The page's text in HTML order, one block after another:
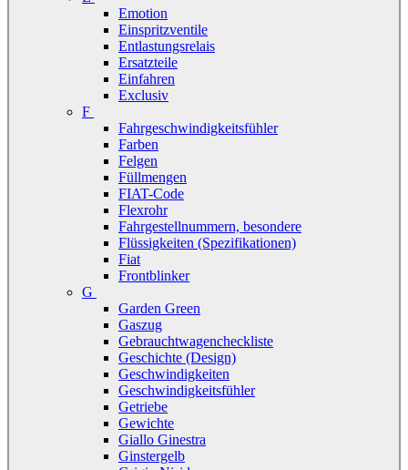
Emotion
Einspritzventile
Entlastungsrelais
Ersatzteile
Einfahren
Exclusiv
F
Fahrgeschwindigkeitsfühler
Farben
Felgen
Füllmengen
FIAT-Code
Flexrohr
Fahrgestellnummern, besondere
Flüssigkeiten (Spezifikationen)
Fiat
Frontblinker
G
Garden Green
Gaszug
Gebrauchtwagencheckliste
Geschichte (Design)
Geschwindigkeiten
Geschwindigkeitsfühler
Getriebe
Gewichte
Giallo Ginestra
Ginstergelb